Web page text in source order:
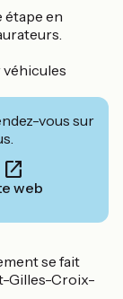
étape en
véhicules
vous sur
web
se fait
Gilles-Croix-